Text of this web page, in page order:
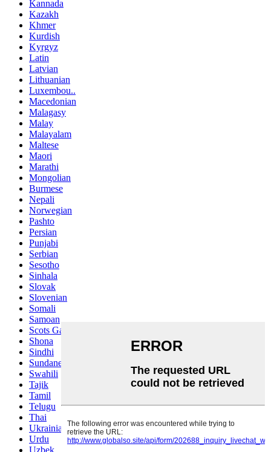
Kannada
Kazakh
Khmer
Kurdish
Kyrgyz
Latin
Latvian
Lithuanian
Luxembou..
Macedonian
Malagasy
Malay
Malayalam
Maltese
Maori
Marathi
Mongolian
Burmese
Nepali
Norwegian
Pashto
Persian
Punjabi
Serbian
Sesotho
Sinhala
Slovak
Slovenian
Somali
Samoan
Scots Gaelic
Shona
Sindhi
Sundanese
Swahili
Tajik
Tamil
Telugu
Thai
Ukrainian
Urdu
Uzbek